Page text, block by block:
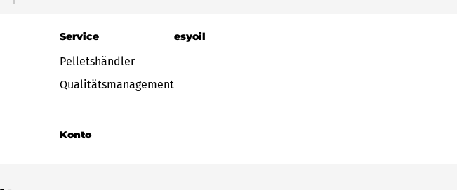
Service
Pelletshändler
Qualitätsmanagement
Konto
esyoil